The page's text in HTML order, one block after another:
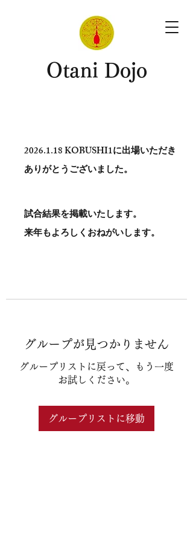
​Otani Dojo
2026.1.18KOBUSHI1に出場いただき
ありがとう​ございました。
試合結果を掲載いたします。
​来年もよろしくおねがいします。
グループが見つかりません
グループリストに戻って、もう一度
お試しください。
グループリストに移動